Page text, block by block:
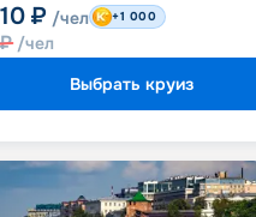
₽ /чел
₽ /чел
+1 000
Выбрать круиз